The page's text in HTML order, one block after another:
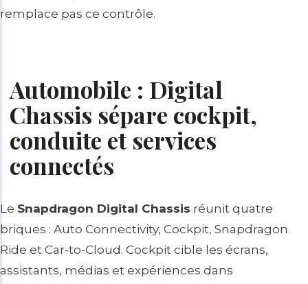
remplace pas ce contrôle.
Automobile : Digital
Chassis sépare cockpit,
conduite et services
connectés
Le Snapdragon Digital Chassis réunit quatre
briques : Auto Connectivity, Cockpit, Snapdragon
Ride et Car-to-Cloud. Cockpit cible les écrans,
assistants, médias et expériences dans